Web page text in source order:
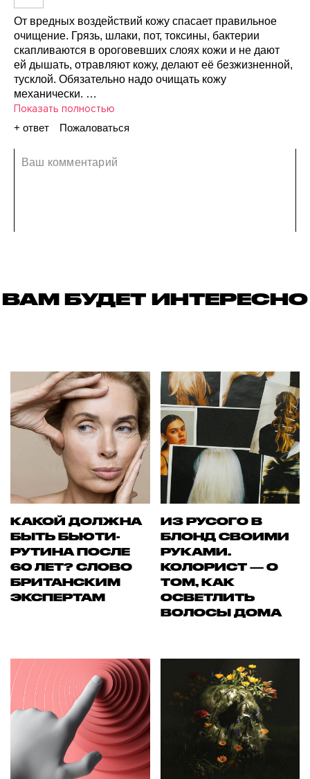
От вредных воздействий кожу спасает правильное
очищение. Грязь, шлаки, пот, токсины, бактерии
скапливаются в ороговевших слоях кожи и не дают
ей дышать, отравляют кожу, делают её безжизненной,
тусклой. Обязательно надо очищать кожу
механически.
Лучше делать чистку
спонжем
с хлопковой
становится
прыщи, чёрные точки,
Показать полностью
+ ответ
Пожаловаться
ВАМ БУДЕТ ИНТЕРЕСНО
КАКОЙ ДОЛЖНА
БЫТЬ БЬЮТИ-
РУТИНА ПОСЛЕ
60 ЛЕТ? СЛОВО
БРИТАНСКИМ
ЭКСПЕРТАМ
ИЗ РУСОГО В
БЛОНД СВОИМИ
РУКАМИ.
КОЛОРИСТ — О
ТОМ, КАК
ОСВЕТЛИТЬ
ВОЛОСЫ ДОМА